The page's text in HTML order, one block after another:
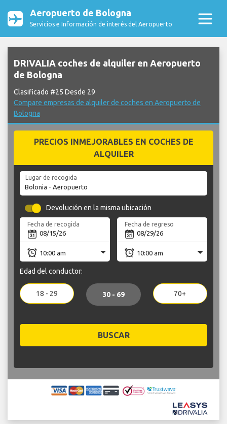
Aeropuerto de Bologna
Servicios e Información de interés del Aeropuerto
DRIVALIA coches de alquiler en Aeropuerto
de Bologna
Clasificado #25 Desde 29
Compare empresas de alquiler de coches en Aeropuerto de
Bologna
PRECIOS INMEJORABLES EN COCHES DE
ALQUILER
Lugar de recogida
Devolución en la misma ubicación
Fecha de recogida Fecha de regreso
Edad del conductor:
18 - 29 30 - 69 70+
BUSCAR